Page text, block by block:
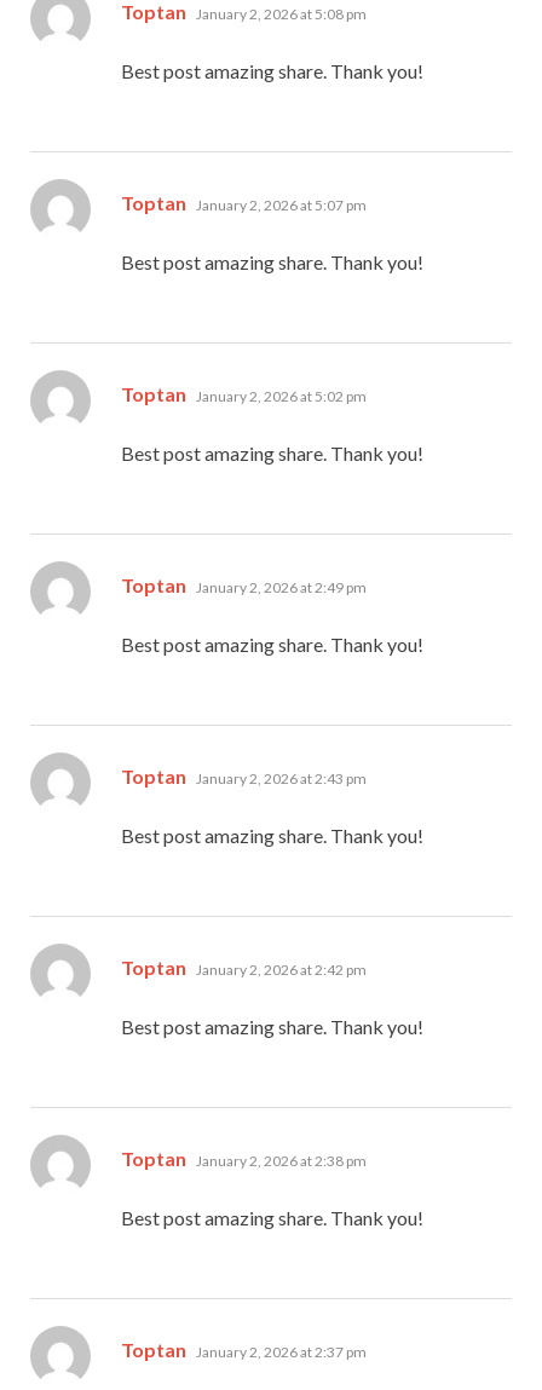
Toptan says:
January 2, 2026 at 5:08 pm
Best post amazing share. Thank you!
Toptan says:
January 2, 2026 at 5:07 pm
Best post amazing share. Thank you!
Toptan says:
January 2, 2026 at 5:02 pm
Best post amazing share. Thank you!
Toptan says:
January 2, 2026 at 2:49 pm
Best post amazing share. Thank you!
Toptan says:
January 2, 2026 at 2:43 pm
Best post amazing share. Thank you!
Toptan says:
January 2, 2026 at 2:42 pm
Best post amazing share. Thank you!
Toptan says:
January 2, 2026 at 2:38 pm
Best post amazing share. Thank you!
Toptan says:
January 2, 2026 at 2:37 pm